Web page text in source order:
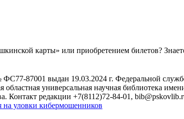
карты» или приобретением билетов?
87001 выдан 19.03.2024 г. Федеральной
универсальная научная библиотека
Контакт редакции +7(8112)72-84-01,
на уловки кибермошенников